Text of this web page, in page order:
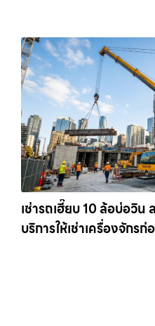
เช่ารถเฮี๊ยบ 10 ล้อบ่อวิ
บริการให้เช่าเครื่องจักร